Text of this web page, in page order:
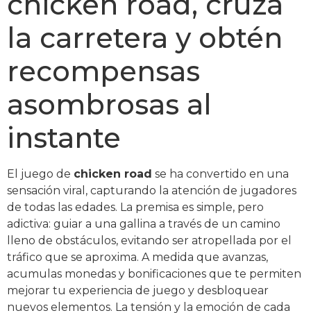
la carretera y obtén
recompensas
asombrosas al
instante
El juego de chicken road se ha convertido en una
sensación viral, capturando la atención de jugadores
de todas las edades. La premisa es simple, pero
adictiva: guiar a una gallina a través de un camino
lleno de obstáculos, evitando ser atropellada por el
tráfico que se aproxima. A medida que avanzas,
acumulas monedas y bonificaciones que te permiten
mejorar tu experiencia de juego y desbloquear
nuevos elementos. La tensión y la emoción de cada